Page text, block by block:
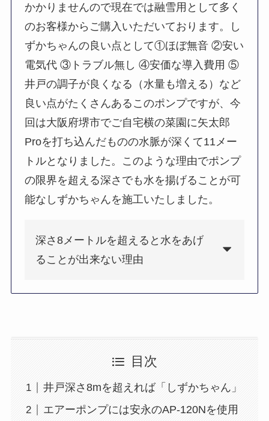
かかりませんので現在では融雪用として多く
のお客様からご購入いただいております。し
ずかちゃんの良い点として①ほぼ無音 ②安い
電気代 ③トラブル無し ④安価な導入費用 ⑤
井戸の調子が良くなる（水量も増える）など
良い点がたくさんあるこのポンプですが、今
回は大阪府堺市でご自宅横の菜園に矢太郎
Proを打ち込んだものの水脈が深くて11メー
トルとなりました。このような理由でポンプ
の限界を超える深さでも水を揚げることが可
能なしずかちゃんを施工いたしました。
深さ8メートルを超えると水をあげ
ることが出来ない理由
目次
井戸深さ8mを超えれば「しずかちゃん」
エアーポンプには安永のAP-120Nを使用